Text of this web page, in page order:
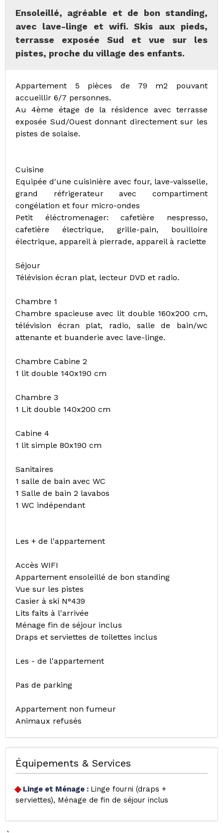
Ensoleillé, agréable et de bon standing,
avec lave-linge et wifi. Skis aux pieds,
terrasse exposée Sud et vue sur les
pistes, proche du village des enfants.
Appartement 5 pièces de 79 m2 pouvant
accueillir 6/7 personnes.
Au 4ème étage de la résidence avec terrasse
exposée Sud/Ouest donnant directement sur les
pistes de solaise.
Cuisine
Equipée d'une cuisinière avec four, lave-vaisselle,
grand réfrigerateur avec compartiment
congélation et four micro-ondes
Petit éléctromenager: cafetière nespresso,
cafetière électrique, grille-pain, bouilloire
électrique, appareil à pierrade, appareil à raclette
Séjour
Télévision écran plat, lecteur DVD et radio.
Chambre 1
Chambre spacieuse avec lit double 160x200 cm,
télévision écran plat, radio, salle de bain/wc
attenante et buanderie avec lave-linge.
Chambre Cabine 2
1 lit double 140x190 cm
Chambre 3
1 Lit double 140x200 cm
Cabine 4
1 lit simple 80x190 cm
Sanitaires
1 salle de bain avec WC
1 Salle de bain 2 lavabos
1 WC indépendant
Les + de l'appartement
Accès WIFI
Appartement ensoleillé de bon standing
Vue sur les pistes
Casier à ski N°439
Lits faits à l'arrivée
Ménage fin de séjour inclus
Draps et serviettes de toilettes inclus
Les - de l'appartement
Pas de parking
Appartement non fumeur
Animaux refusés
Équipements & Services
Linge et Ménage : Linge fourni (draps +
serviettes)
Ménage de fin de séjour inclus